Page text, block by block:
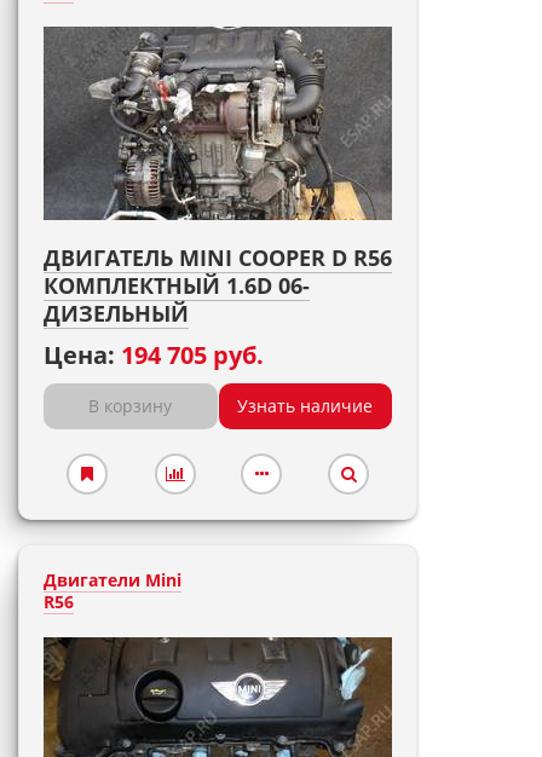
ДВИГАТЕЛЬ MINI COOPER D R56
КОМПЛЕКТНЫЙ 1.6D 06-
ДИЗЕЛЬНЫЙ
Цена: 194 705 руб.
В корзину Узнать наличие
Двигатели Mini
R56